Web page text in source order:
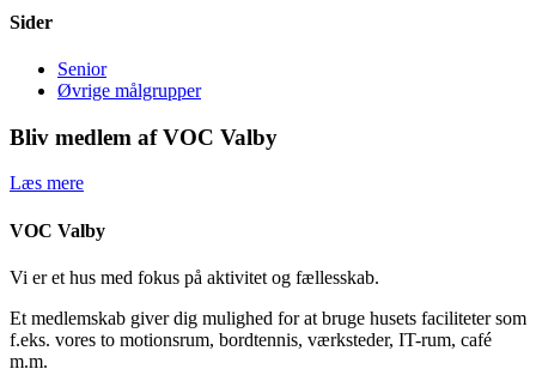
Sider
Senior
Øvrige målgrupper
Bliv medlem af VOC Valby
Læs mere
VOC Valby
Vi er et hus med fokus på aktivitet og fællesskab.
Et medlemskab giver dig mulighed for at bruge husets faciliteter som
f.eks. vores to motionsrum, bordtennis, værksteder, IT-rum, café
m.m.